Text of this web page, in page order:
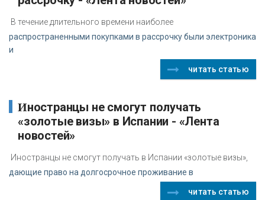
В течение длительного времени наиболее
распространенными покупками в рассрочку были электроника
и
читать статью
Иностранцы не смогут получать
«золотые визы» в Испании - «Лента
новостей»
Иностранцы не смогут получать в Испании «золотые визы»,
дающие право на долгосрочное проживание в
читать статью